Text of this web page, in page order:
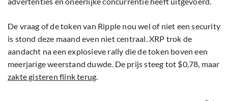
De vraag of de token van Ripple nou wel of niet een security
is stond deze maand even niet centraal. XRP trok de
aandacht na een explosieve rally die de token boven een
meerjarige weerstand duwde. De prijs steeg tot $0,78, maar
zakte gisteren flink terug.